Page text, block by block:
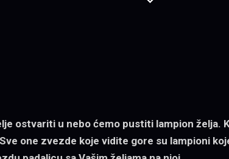
ostvariti u nebo ćemo pustiti lampion želja.
one zvezde koje vidite gore su lampioni